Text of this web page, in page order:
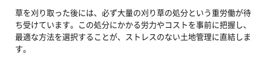
草を刈り取った後には、必ず大量の刈り草の処分という重労働が待
ち受けています。この処分にかかる労力やコストを事前に把握し、
最適な方法を選択することが、ストレスのない土地管理に直結しま
す。